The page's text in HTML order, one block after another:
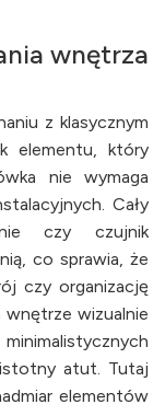
wnętrza
z klasycznym
elementu, który
nie wymaga
Cały
czy czujnik
co sprawia, że
czy organizację
wizualnie
atut. Tutaj
elementów